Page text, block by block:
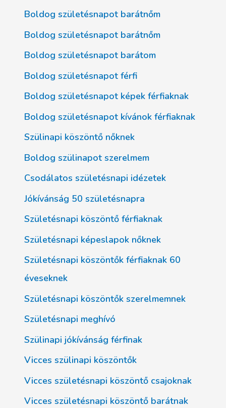
Boldog születésnapot barátnőm
Boldog születésnapot barátnőm
Boldog születésnapot barátom
Boldog születésnapot férfi
Boldog születésnapot képek férfiaknak
Boldog születésnapot kívánok férfiaknak
Szülinapi köszöntő nőknek
Boldog szülinapot szerelmem
Csodálatos születésnapi idézetek
Jókívánság 50 születésnapra
Születésnapi köszöntő férfiaknak
Születésnapi képeslapok nőknek
Születésnapi köszöntők férfiaknak 60
éveseknek
Születésnapi köszöntők szerelmemnek
Születésnapi meghívó
Szülinapi jókívánság férfinak
Vicces szülinapi köszöntők
Vicces születésnapi köszöntő csajoknak
Vicces születésnapi köszöntő barátnak